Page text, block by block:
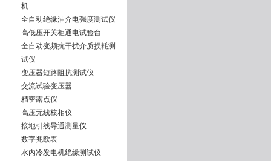
机
全自动绝缘油介电强度测试仪
高低压开关柜通电试验台
全自动变频抗干扰介质损耗测
试仪
变压器短路阻抗测试仪
交流试验变压器
精密露点仪
高压无线核相仪
接地引线导通测量仪
数字兆欧表
水内冷发电机绝缘测试仪